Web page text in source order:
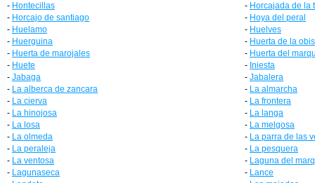
- Hontecillas - Horcajada de la
- Horcajo de santiago - Hoya del peral
- Huelamo - Huelves
- Huerguina - Huerta de la
- Huerta de marojales - Huerta del
- Huete - Iniesta
- Jabaga - Jabalera
- La alberca de zancara - La almarcha
- La cierva - La frontera
- La hinojosa - La langa
- La losa - La melgosa
- La olmeda - La parra de las
- La peraleja - La pesquera
- La ventosa - Laguna del
- Lagunaseca - Lance